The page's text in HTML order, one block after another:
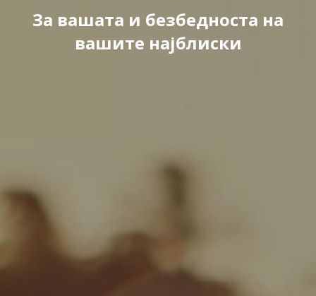
За вашата и безбедноста на
вашите најблиски